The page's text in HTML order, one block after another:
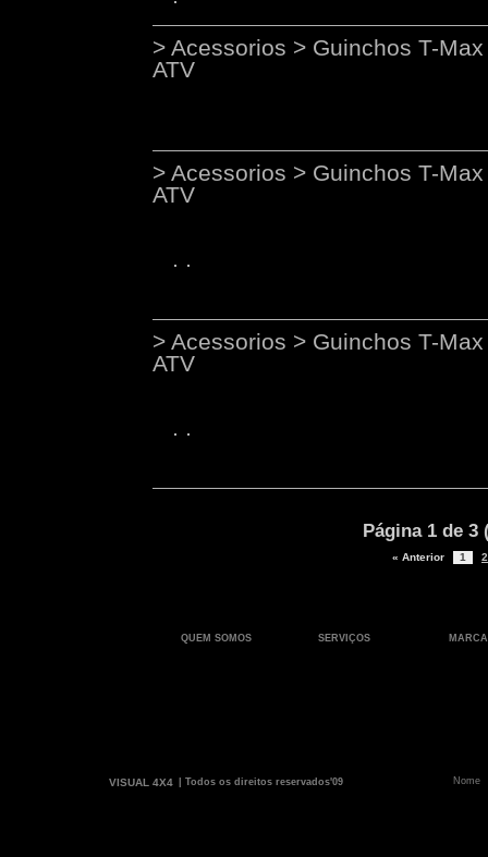
> Acessorios > Guinchos T-
ATV
> Acessorios > Guinchos T-
ATV
> Acessorios > Guinchos T-
ATV
Página 1 de
« Anterior 1 2
QUEM SOMOS SERVIÇOS
VISUAL 4X4 | Todos os direitos reservados'09